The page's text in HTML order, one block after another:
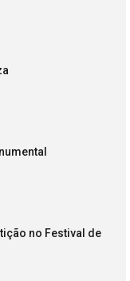
no Festival de